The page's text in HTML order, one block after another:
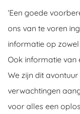
‘Een goede
ons van te voren
informatie op
Ook informatie van
We zijn dit
verwachtingen
voor alles een